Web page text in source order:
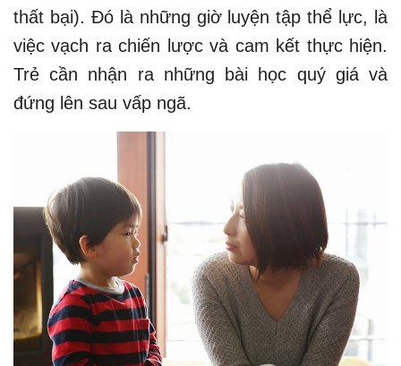
thất bại). Đó là những giờ luyện tập thể lực, là
việc vạch ra chiến lược và cam kết thực hiện.
Trẻ cần nhận ra những bài học quý giá và
đứng lên sau vấp ngã.